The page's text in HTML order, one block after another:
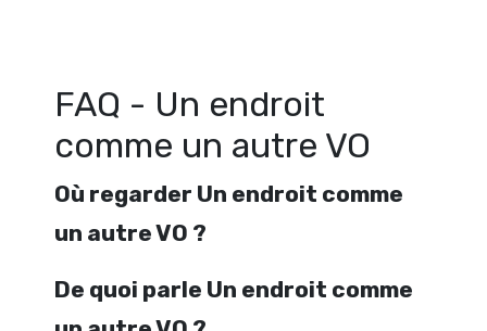
FAQ - Un endroit
comme un autre VO
Où regarder Un endroit comme
un autre VO ?
De quoi parle Un endroit comme